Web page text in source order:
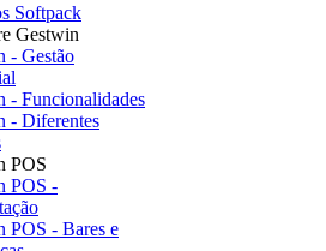
Softpack
Gestwin
- Gestão
- Funcionalidades
- Diferentes
POS
POS -
POS - Bares e